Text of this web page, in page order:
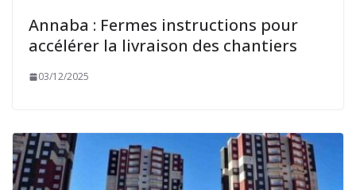
Annaba : Fermes instructions pour
accélérer la livraison des chantiers
03/12/2025